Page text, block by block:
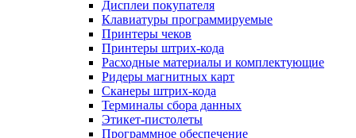
Дисплеи покупателя
Клавиатуры программируемые
Принтеры чеков
Принтеры штрих-кода
Расходные материалы и комплектующие
Ридеры магнитных карт
Сканеры штрих-кода
Терминалы сбора данных
Этикет-пистолеты
Программное обеспечение